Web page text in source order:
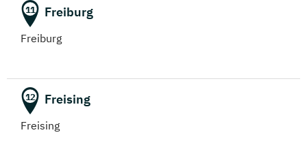
11 Freiburg
Freiburg
12 Freising
Freising